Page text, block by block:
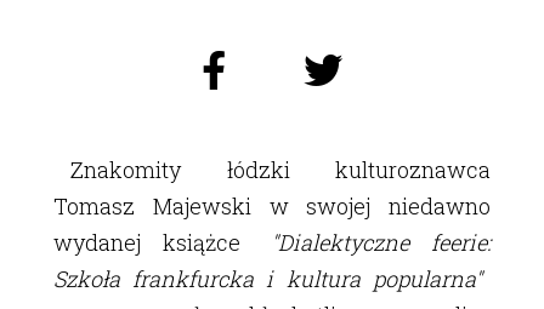
Znakomity łódzki kulturoznawca
Tomasz Majewski w swojej niedawno
wydanej książce
"Dialektyczne feerie:
Szkoła frankfurcka i kultura popularna"